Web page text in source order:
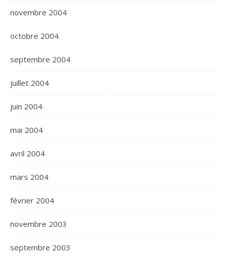
novembre 2004
octobre 2004
septembre 2004
juillet 2004
juin 2004
mai 2004
avril 2004
mars 2004
février 2004
novembre 2003
septembre 2003